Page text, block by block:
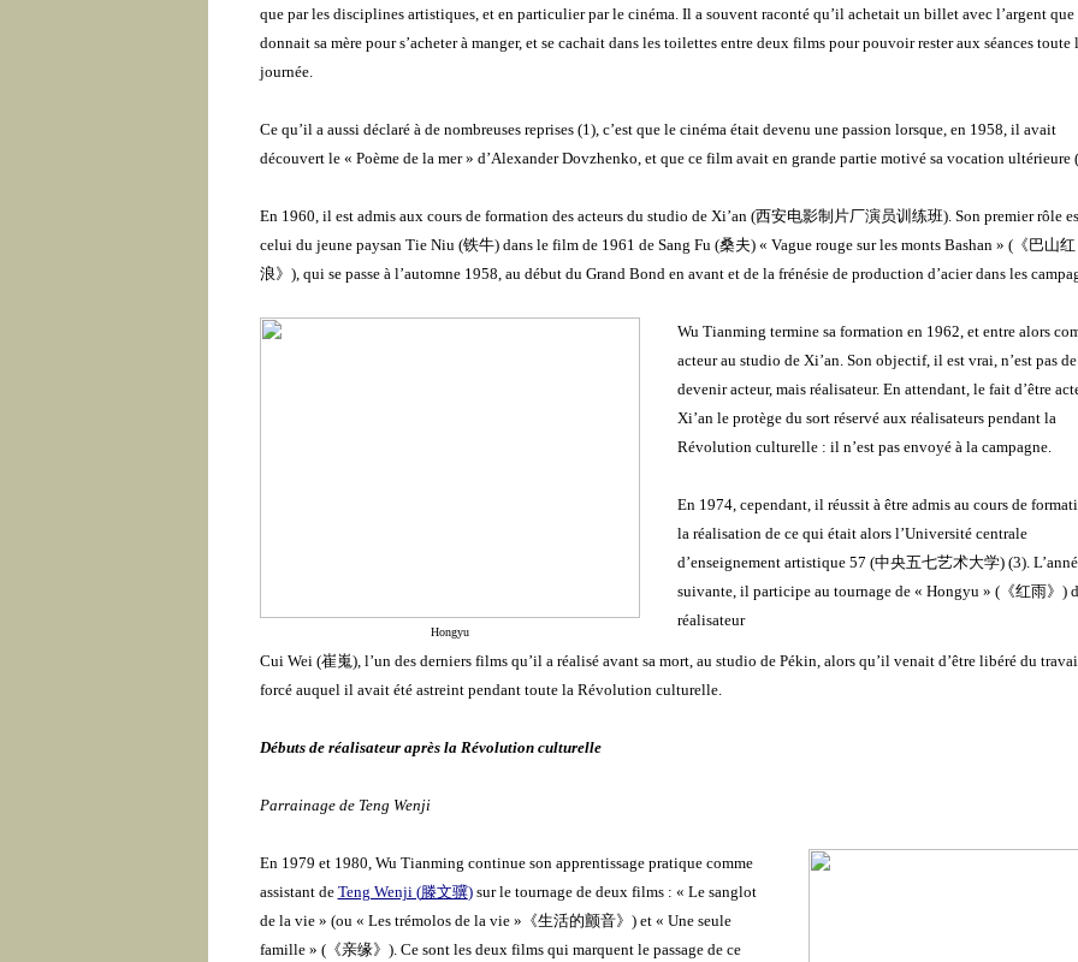
que par les disciplines artistiques, et en particulier par le cinéma. Il a souvent raconté qu’il achetait un billet avec l’argent
donnait sa mère pour s’acheter à manger, et se cachait dans les toilettes entre deux films pour pouvoir rester aux séances toute
journée.
Ce qu’il a aussi déclaré à de nombreuses reprises (1), c’est que le cinéma était devenu une passion lorsque, en 1958, il avait
découvert le « Poème de la mer » d’Alexander Dovzhenko, et que ce film avait en grande partie motivé sa vocation ultérieure
En 1960, il est admis aux cours de formation des acteurs du studio de Xi’an (西安电影制片厂演员训练班). Son premier rôle
celui du jeune paysan Tie Niu (铁牛) dans le film de 1961 de Sang Fu (桑夫) « Vague rouge sur les monts Bashan » (《巴山红
浪》 ), qui se passe à l’automne 1958, au début du Grand Bond en avant et de la frénésie de production d’acier dans les
Hongyu
Wu Tianming termine sa formation en 1962, et entre alors
acteur au studio de Xi’an. Son objectif, il est vrai, n’est pas de
devenir acteur, mais réalisateur. En attendant, le fait d’être
Xi’an le protège du sort réservé aux réalisateurs pendant la
Révolution culturelle : il n’est pas envoyé à la campagne.
En 1974, cependant, il réussit à être admis au cours de
la réalisation de ce qui était alors l’Université centrale
d’enseignement artistique 57 (中央五七艺术大学) (3).
suivante, il participe au tournage de « Hongyu » (《红雨》 )
réalisateur
Cui Wei (崔嵬), l’un des derniers films qu’il a réalisé avant sa mort, au studio de Pékin, alors qu’il venait d’être libéré du
forcé auquel il avait été astreint pendant toute la Révolution culturelle.
Débuts de réalisateur après la Révolution culturelle
Parrainage de Teng Wenji
En 1979 et 1980, Wu Tianming continue son apprentissage pratique comme
assistant de Teng Wenji (滕文骥)sur le tournage de deux films : « Le sanglot
de la vie » (ou « Les trémolos de la vie » 《生活的颤音》 )et « Une seule
famille » (《亲缘》 ). Ce sont les deux films qui marquent le passage de ce